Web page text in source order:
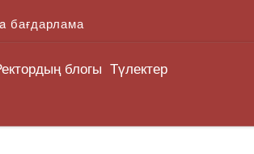
бағдарлама
блогы Түлектер